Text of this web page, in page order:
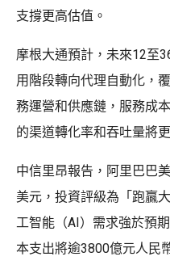
支撐更高估值。
摩根大通預計，未來12至
用階段轉向代理自動化，
務運營和供應鏈，服務成
的渠道轉化率和吞吐量將
中信里昂報告，阿里巴巴
美元，投資評級為「跑贏
工智能（AI）需求強於預
本支出將逾3800億元人民